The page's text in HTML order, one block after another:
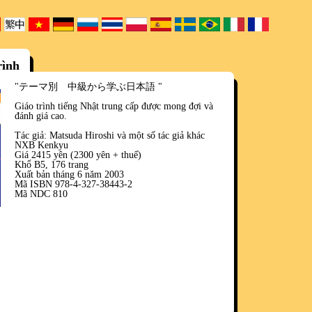
"テーマ別 中級から学ぶ日本語 "
Giáo trình tiếng Nhật trung cấp được mong đợi và
đánh giá cao.
Tác giả: Matsuda Hiroshi và một số tác giả khác
NXB Kenkyu
Giá 2415 yên (2300 yên + thuế)
Khổ B5, 176 trang
Xuất bản tháng 6 năm 2003
Mã ISBN 978-4-327-38443-2
Mã NDC 810